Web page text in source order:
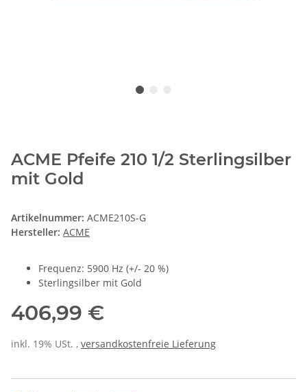
ACME Pfeife 210 1/2 Sterlingsilber
mit Gold
Artikelnummer: ACME210S-G
Hersteller: ACME
Frequenz: 5900 Hz (+/- 20 %)
Sterlingsilber mit Gold
406,99 €
inkl. 19% USt. , versandkostenfreie Lieferung